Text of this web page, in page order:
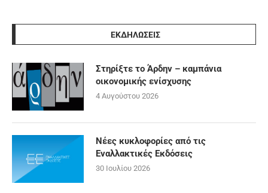
ΕΚΔΗΛΩΣΕΙΣ
Στηρίξτε το Άρδην – καμπάνια
οικονομικής ενίσχυσης
4 Αυγούστου 2026
Νέες κυκλοφορίες από τις
Εναλλακτικές Εκδόσεις
30 Ιουλίου 2026